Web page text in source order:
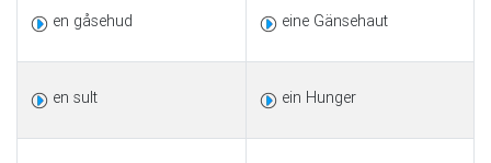
en gåsehud eine Gänsehaut
en sult ein Hunger